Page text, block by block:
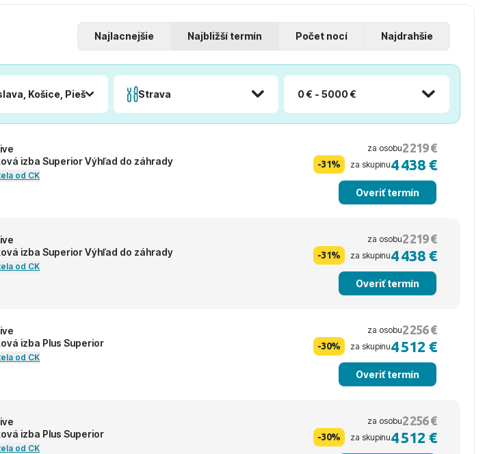
Najlacnejšie Najbližší termín Počet nocí Najdrahšie
Košice, Piešťany, PopradStrava 0 € - 5000 €
izba Superior Výhľad do záhrady
od CK
za osobu2 219 €
-31% za skupinu4 438 €
Overiť termín
izba Superior Výhľad do záhrady
od CK
za osobu2 219 €
-31% za skupinu4 438 €
Overiť termín
izba Plus Superior
od CK
za osobu2 256 €
-30% za skupinu4 512 €
Overiť termín
izba Plus Superior
od CK
za osobu2 256 €
-30% za skupinu4 512 €